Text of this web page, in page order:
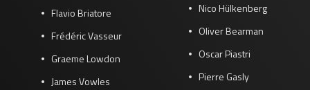
Flavio Briatore
Frédéric Vasseur
Graeme Lowdon
James Vowles
Nico Hülkenberg
Oliver Bearman
Oscar Piastri
Pierre Gasly